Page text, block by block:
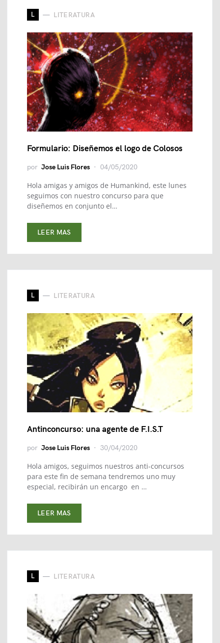
L LITERATURA
Formulario: Diseñemos el logo de Colosos
por Jose Luis Flores 04/05/2020
Hola amigas y amigos de Humankind, este lunes
seguimos con nuestro concurso para que
diseñemos en conjunto el…
LEER MAS
L LITERATURA
Antinconcurso: una agente de F.I.S.T
por Jose Luis Flores 30/04/2020
Hola amigos, seguimos nuestros anti-concursos
para este fin de semana tendremos uno muy
especial, recibirán un encargo en …
LEER MAS
L LITERATURA